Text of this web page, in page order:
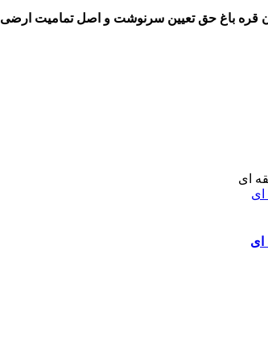
قره باغ حق تعیین سرنوشت و اصل تمامیت ارضی
ای
ای